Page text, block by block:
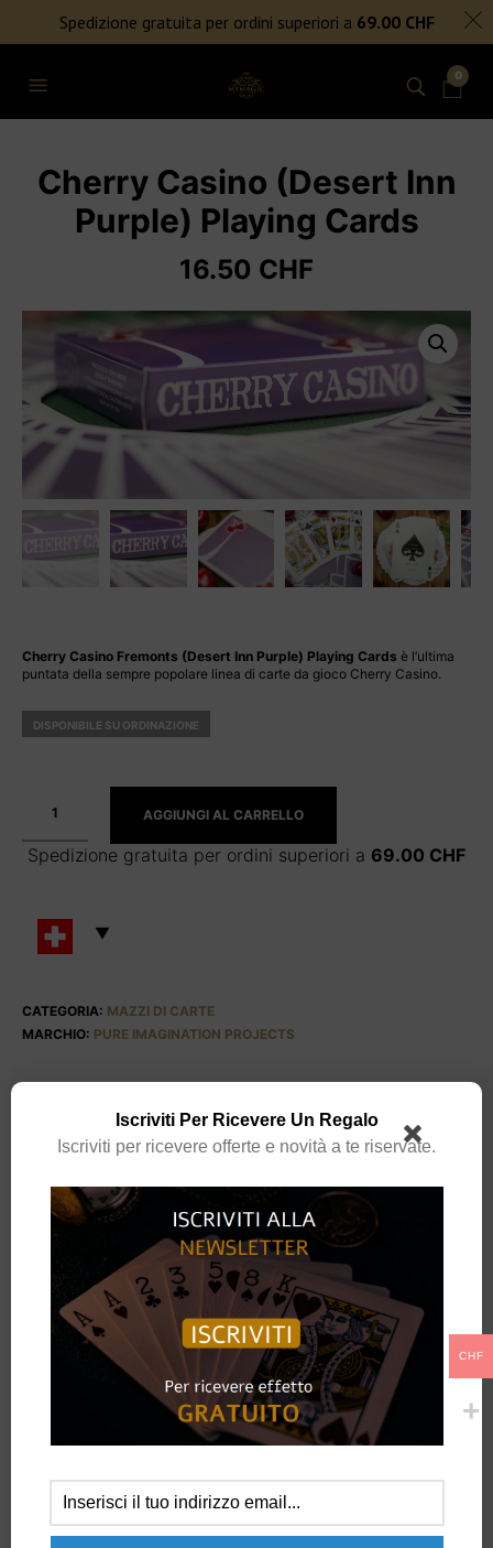
SPEDIZIONE GRATUITA PER ORDINI SUPERIORI A 69€
NIENTE DAZI DOGANALI
0
Cherry Casino (Desert Inn
Purple) Playing Cards
16.50 CHF
Cherry Casino Fremonts (Desert Inn Purple) Playing Cards è l’ultima
puntata della sempre popolare linea di carte da gioco Cherry Casino.
DISPONIBILE SU ORDINAZIONE
AGGIUNGI AL CARRELLO
Spedizione gratuita per ordini superiori a 69.00 CHF
CATEGORIA: MAZZI DI CARTE
MARCHIO: PURE IMAGINATION PROJECTS
DESCRIZIONE
Cherry Casino Fremonts (Desert Inn Purple) Playing Cards
puntata della sempre popolare linea di carte da gioco Cherry Casino.
Desert Inn Purple Cherries
presenta l’iconico design del
dorso ciliegia che gli appassionati di carte da gioco hanno imparato ad
amare, completo di una nuova sorprendente colorazione: il tenue viola
metallizzato.
Con l’ispirazione proveniente dagli anni ’50 con tutto il glamour e lo
sfarzo del Painted Desert Showroom, oltre alla finitura e alla
maneggevolezza dei mazzi vintage. Unisciti a presidenti del calibro di
Frank Sinatra e Howard Hughes in omaggio all’acclamato Desert Inn
Stampate dalla United States Playing Card Company su cartoncino Bee
schiacciato, leDesert Inn Purple Cherries
CHF
Spedizione gratuita per ordini superiori a 69.00 CHF
Iscriviti Per Ricevere Un Regalo
Iscriviti per ricevere offerte e novità a te riservate.